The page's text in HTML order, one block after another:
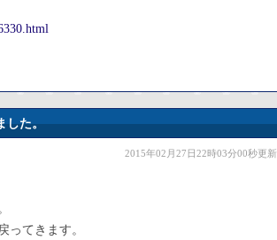
した。
2015年02月27日22時03分00秒更新
ってきます。